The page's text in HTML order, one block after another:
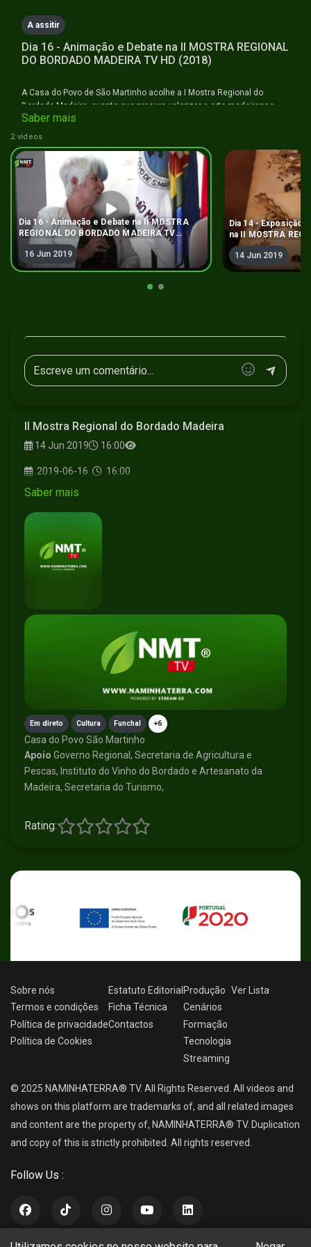
A assitir
Dia 16 - Animação e Debate na II MOSTRA REGIONAL
DO BORDADO MADEIRA TV HD (2018)
A Casa do Povo de São Martinho acolhe a I Mostra Regional do
Bordado Madeira, evento que procura valorizar a arte madeirense,
para enaltecer cada um dos elementos que fazem parte do processo
e o impacto que tem tido no mercado nacional e internacional ao
longo do tempo
Saber mais
2 vídeos
Dia 16 - Animação e Debate na II MOSTRA
REGIONAL DO BORDADO MADEIRA TV
HD (2018)
16 Jun 2019
Dia 14 - Exposição
na II MOSTRA
MADEIRA TV HD
14 Jun 2019
II Mostra Regional do Bordado Madeira
14 Jun 2019 16:00
2019-06-16 16:00
Saber mais
Em direto Cultura Funchal +6
Casa do Povo São Martinho
Apoio Governo Regional, Secretaria de Agricultura e
Pescas, Instituto do Vinho do Bordado e Artesanato da
Madeira, Secretaria do Turismo,
Rating:
Sobre nós
Termos e condições
Política de privacidade
Política de Cookies
Estatuto Editorial
Ficha Técnica
Contactos
Produção
Cenários
Formação
Tecnologia
Streaming
Ver Lista
© 2025 NAMINHATERRA® TV. All Rights Reserved. All videos and
shows on this platform are trademarks of, and all related images
and content are the property of, NAMINHATERRA® TV. Duplication
and copy of this is strictly prohibited. All rights reserved.
Follow Us :